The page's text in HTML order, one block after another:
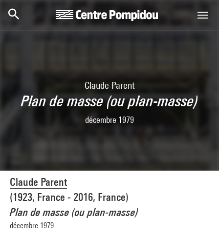
Claude Parent
Plan de masse (ou plan-masse)
décembre 1979
Claude Parent
(1923, France - 2016, France)
Plan de masse (ou plan-masse)
décembre 1979